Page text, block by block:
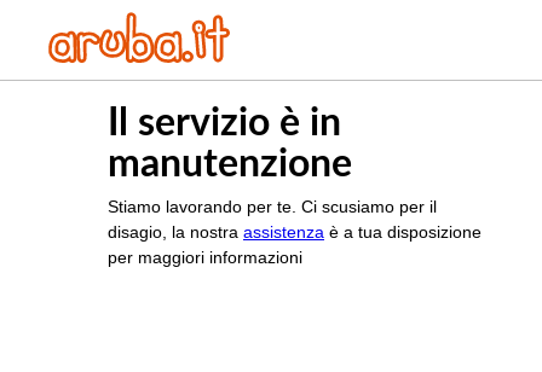
Il servizio è in
manutenzione
Stiamo lavorando per te. Ci scusiamo per il
disagio, la nostra assistenza è a tua disposizione
per maggiori informazioni